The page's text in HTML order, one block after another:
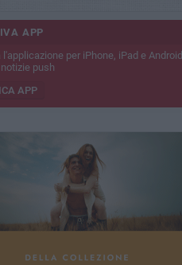
APP
l'applicazione per iPhone, iPad e Android
push
APP